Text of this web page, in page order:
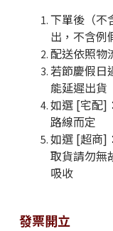
下單後（不
出，不含例
配送依照物
若節慶假日
能延遲出貨
如選 [宅配]
路線而定
如選 [超商]
取貨請勿無
吸收
發票開立